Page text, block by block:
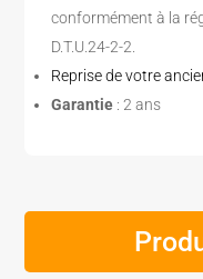
conformément à la
D.T.U.24-2-2.
Reprise de votre
Garantie : 2 ans